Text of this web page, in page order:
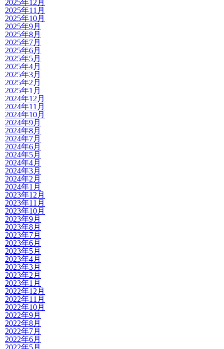
2025年12月
2025年11月
2025年10月
2025年9月
2025年8月
2025年7月
2025年6月
2025年5月
2025年4月
2025年3月
2025年2月
2025年1月
2024年12月
2024年11月
2024年10月
2024年9月
2024年8月
2024年7月
2024年6月
2024年5月
2024年4月
2024年3月
2024年2月
2024年1月
2023年12月
2023年11月
2023年10月
2023年9月
2023年8月
2023年7月
2023年6月
2023年5月
2023年4月
2023年3月
2023年2月
2023年1月
2022年12月
2022年11月
2022年10月
2022年9月
2022年8月
2022年7月
2022年6月
2022年5月